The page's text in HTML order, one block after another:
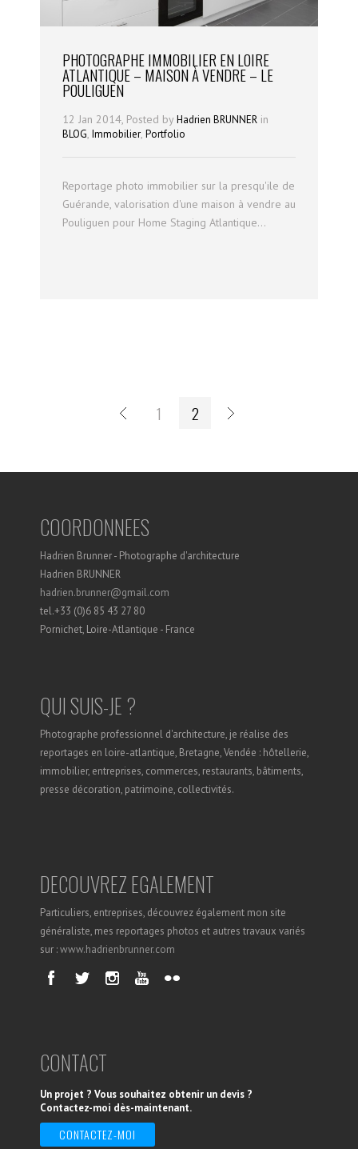
PHOTOGRAPHE IMMOBILIER EN LOIRE
ATLANTIQUE – MAISON À VENDRE – LE
POULIGUEN
12 Jan 2014, Posted by Hadrien BRUNNER in
BLOG, Immobilier, Portfolio
Reportage photo immobilier sur la presqu'ile de
Guérande, valorisation d'une maison à vendre au
Pouliguen pour Home Staging Atlantique...
1 2
COORDONNEES
Hadrien Brunner - Photographe d'architecture
Hadrien BRUNNER
hadrien.brunner@gmail.com
tel.+33 (0)6 85 43 27 80
Pornichet, Loire-Atlantique - France
QUI SUIS-JE ?
Photographe professionnel d'architecture, je réalise des
reportages en loire-atlantique, Bretagne, Vendée : hôtellerie,
immobilier, entreprises, commerces, restaurants, bâtiments,
presse décoration, patrimoine, collectivités.
DECOUVREZ EGALEMENT
Particuliers, entreprises, découvrez également mon site
généraliste, mes reportages photos et autres travaux variés
sur :www.hadrienbrunner.com
CONTACT
Un projet ? Vous souhaitez obtenir un devis ?
Contactez-moi dès-maintenant.
CONTACTEZ-MOI